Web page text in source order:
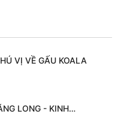
VỊ VỀ GẤU KOALA
LONG - KINH…